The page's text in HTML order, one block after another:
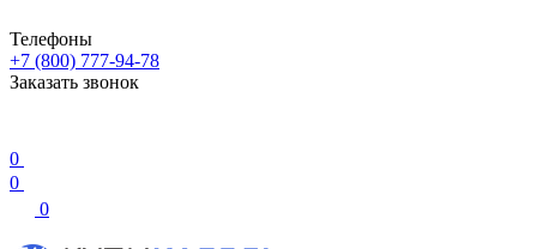
Телефоны
+7 (800) 777-94-78
Заказать звонок
0
0
0